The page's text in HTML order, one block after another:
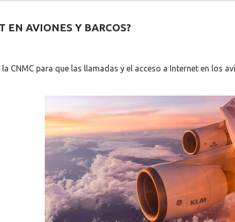
EN AVIONES Y BARCOS?
la CNMC para que las llamadas y el acceso a Internet en los